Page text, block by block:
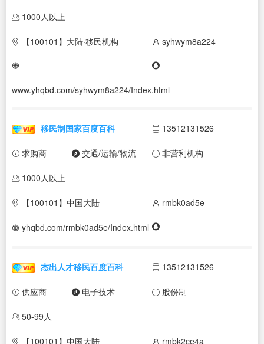
1000人以上
【100101】大陆·移民机构 syhwym8a224
www.yhqbd.com/syhwym8a224/Index.html
移民制国家百度百科 13512131526
求购商 交通/运输/物流 非营利机构
1000人以上
【100101】中国大陆 rmbk0ad5e
yhqbd.com/rmbk0ad5e/Index.html
杰出人才移民百度百科 13512131526
供应商 电子技术 股份制
50-99人
【100101】中国大陆 rmbk2ce4a